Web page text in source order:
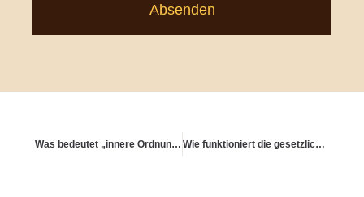
Absenden
Was bedeutet „innere Ordnung schafft äußere Ordnung“ beim Thema Geld? Wie funktioniert die gesetzliche Rentenversicherung in Deutschland?